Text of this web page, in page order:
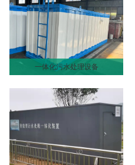
一体化污水处理设备